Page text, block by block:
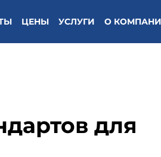
ЦЕНЫ УСЛУГИ О
для